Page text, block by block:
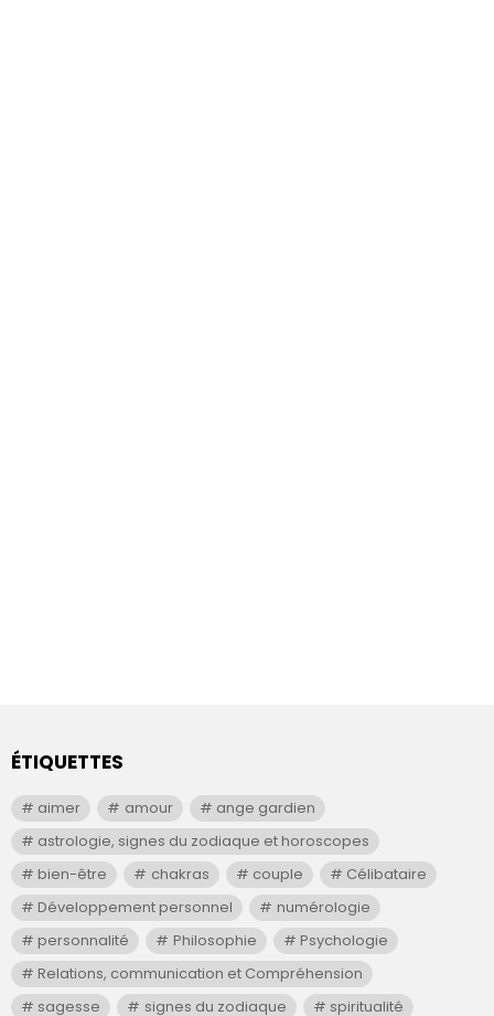
ÉTIQUETTES
aimer amour
ange gardien
astrologie, signes du zodiaque et horoscopes
bien-être
chakras couple
Célibataire
Développement personnel
numérologie
personnalité
Philosophie
Psychologie
Relations, communication et Compréhension
sagesse
signes du zodiaque spiritualité